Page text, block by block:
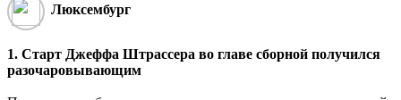
Люксембург
1. Старт Джеффа Штрассера во главе сборной получился
разочаровывающим